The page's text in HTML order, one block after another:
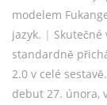
modelem
jazyk. | Skutečné
standardně
2.0 v celé sestavě.
debut 27. února,